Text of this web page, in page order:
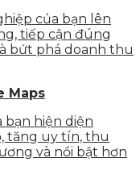
của bạn lên
tiếp cận đúng
bứt phá doanh thu
Maps
bạn hiện diện
tăng uy tín, thu
và nổi bật hơn